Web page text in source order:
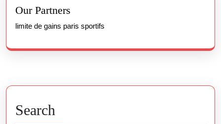
post:Our Partners
limite de gains paris sportifs
Search